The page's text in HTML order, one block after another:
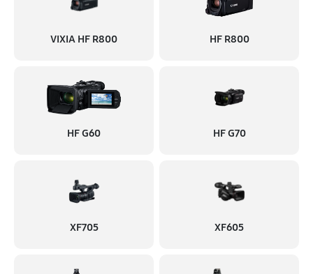
VIXIA HF R800 HF R800
HF G60 HF G70
XF705 XF605